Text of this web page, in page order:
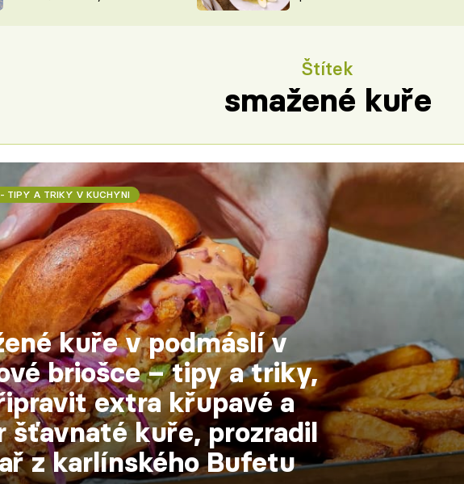
NA NÁKUPECH
Štítek
smažené kuře
TIPY A TRIKY V KUCHYNI
kuře v podmáslí v
briošce – tipy a triky,
extra křupavé a
šťavnaté kuře, prozradil
z karlínského Bufetu